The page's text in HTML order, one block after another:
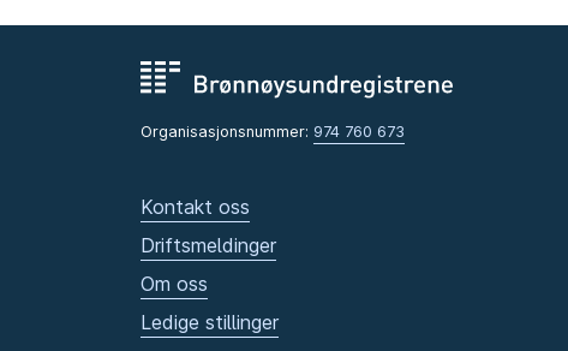
Organisasjonsnummer: 974 760 673
Kontakt oss
Driftsmeldinger
Om oss
Ledige stillinger